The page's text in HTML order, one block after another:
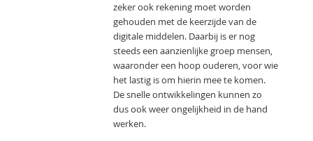
zeker ook rekening moet worden
gehouden met de keerzijde van de
digitale middelen. Daarbij is er nog
steeds een aanzienlijke groep mensen,
waaronder een hoop ouderen, voor wie
het lastig is om hierin mee te komen.
De snelle ontwikkelingen kunnen zo
dus ook weer ongelijkheid in de hand
werken.